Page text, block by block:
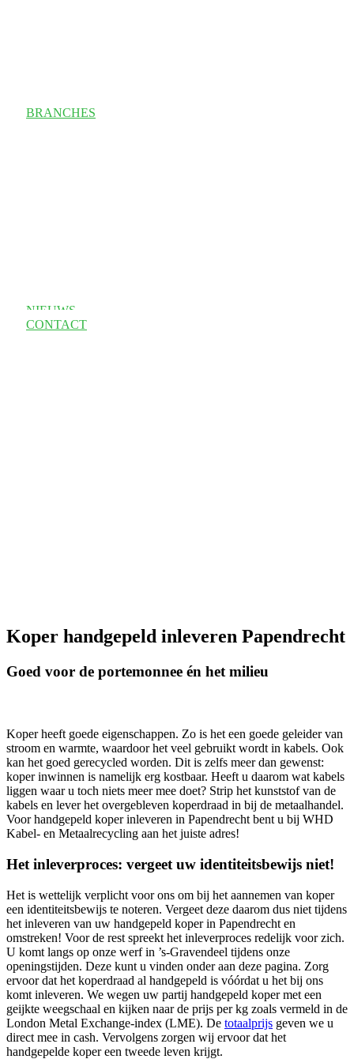
BRANCHES
NIEUWS
CONTACT
Koper handgepeld inleveren Papendrecht
Goed voor de portemonnee én het milieu
Koper heeft goede eigenschappen. Zo is het een goede geleider van
stroom en warmte, waardoor het veel gebruikt wordt in kabels. Ook
kan het goed gerecycled worden. Dit is zelfs meer dan gewenst:
koper inwinnen is namelijk erg kostbaar. Heeft u daarom wat kabels
liggen waar u toch niets meer mee doet? Strip het kunststof van de
kabels en lever het overgebleven koperdraad in bij de metaalhandel.
Voor handgepeld koper inleveren in Papendrecht bent u bij WHD
Kabel- en Metaalrecycling aan het juiste adres!
Het inleverproces: vergeet uw identiteitsbewijs niet!
Het is wettelijk verplicht voor ons om bij het aannemen van koper
een identiteitsbewijs te noteren. Vergeet deze daarom dus niet tijdens
het inleveren van uw handgepeld koper in Papendrecht en
omstreken! Voor de rest spreekt het inleverproces redelijk voor zich.
U komt langs op onze werf in ’s-Gravendeel tijdens onze
openingstijden. Deze kunt u vinden onder aan deze pagina. Zorg
ervoor dat het koperdraad al handgepeld is vóórdat u het bij ons
komt inleveren. We wegen uw partij handgepeld koper met een
geijkte weegschaal en kijken naar de prijs per kg zoals vermeld in de
London Metal Exchange-index (LME). De totaalprijs geven we u
direct mee in cash. Vervolgens zorgen wij ervoor dat het
handgepelde koper een tweede leven krijgt.